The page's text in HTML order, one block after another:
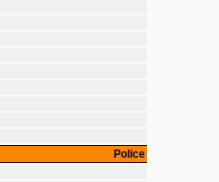
Police